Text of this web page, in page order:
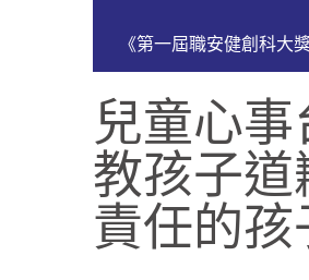
《第一屆職安健創科大獎
兒童心
教孩子
責任的孩